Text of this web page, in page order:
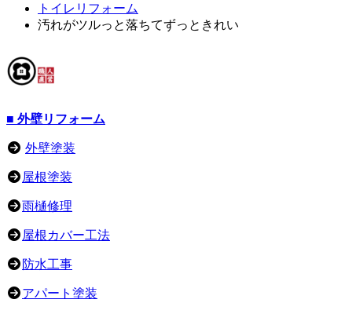
トイレリフォーム
汚れがツルっと落ちてずっときれい
■ 外壁リフォーム
外壁塗装
屋根塗装
雨樋修理
屋根カバー工法
防水工事
アパート塗装